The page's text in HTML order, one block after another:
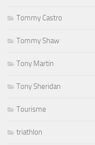
Tommy Castro
Tommy Shaw
Tony Martin
Tony Sheridan
Tourisme
triathlon